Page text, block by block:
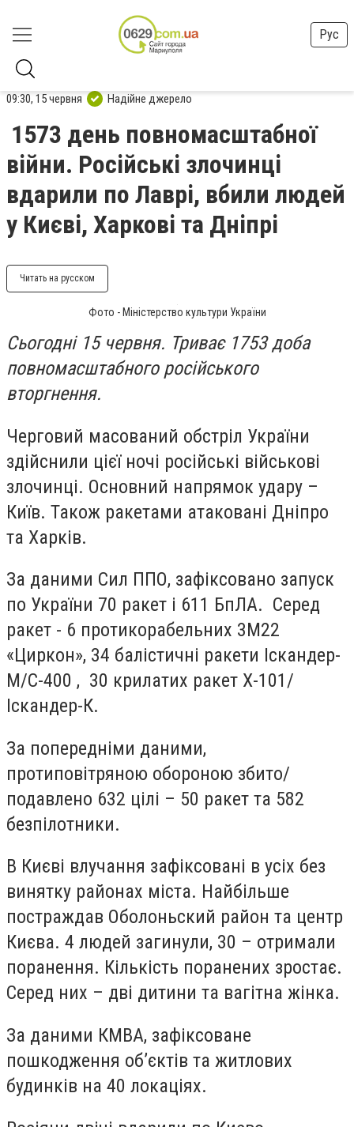
Рус
09:30, 15 червня Надійне джерело
1573 день повномасштабної
війни. Російські злочинці
вдарили по Лаврі, вбили людей
у Києві, Харкові та Дніпрі
Читать на русском
Фото - Міністерство культури України
Сьогодні 15 червня. Триває 1753 доба
повномасштабного російського
вторгнення.
Черговий масований обстріл України
здійснили цієї ночі російські військові
злочинці. Основний напрямок удару –
Київ. Також ракетами атаковані Дніпро
та Харків.
За даними Сил ППО, зафіксовано запуск
по України 70 ракет і 611 БпЛА. Серед
ракет - 6 протикорабельних 3М22
«Циркон», 34 балістичні ракети Іскандер-
М/С-400 , 30 крилатих ракет Х-101/
Іскандер-К.
За попередніми даними,
протиповітряною обороною збито/
подавлено 632 цілі – 50 ракет та 582
безпілотники.
В Києві влучання зафіксовані в усіх без
винятку районах міста. Найбільше
постраждав Оболоньский район та центр
Києва. 4 людей загинули, 30 – отримали
поранення. Кількість поранених зростає.
Серед них – дві дитини та вагітна жінка.
За даними КМВА, зафіксоване
пошкодження об’єктів та житлових
будинків на 40 локаціях.